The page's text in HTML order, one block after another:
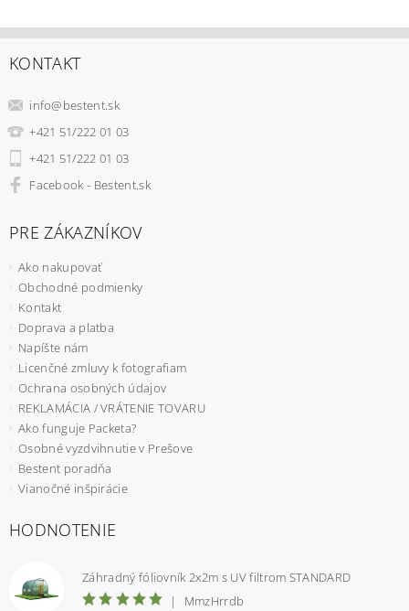
KONTAKT
info@bestent.sk
+421 51/222 01 03
+421 51/222 01 03
Facebook - Bestent.sk
PRE ZÁKAZNÍKOV
Ako nakupovať
Obchodné podmienky
Kontakt
Doprava a platba
Napíšte nám
Licenčné zmluvy k fotografiam
Ochrana osobných údajov
REKLAMÁCIA / VRÁTENIE TOVARU
Ako funguje Packeta?
Osobné vyzdvihnutie v Prešove
Bestent poradňa
Vianočné inšpirácie
HODNOTENIE
Záhradný fóliovník 2x2m s UV filtrom STANDARD
|
MmzHrrdb